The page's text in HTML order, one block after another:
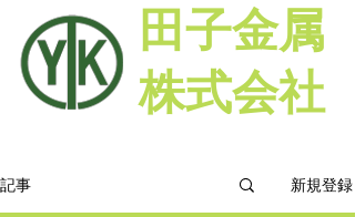
田子金属
株式会社
記事 新規登録